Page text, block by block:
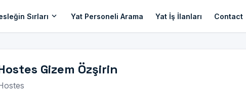
Sırları expand_more Yat Personeli Arama Yat İş İlanları Contact
Gizem Özşirin